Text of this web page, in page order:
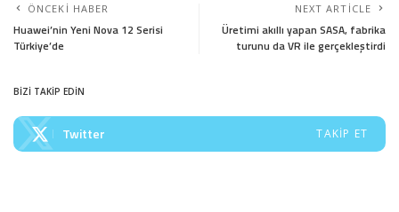
ÖNCEKI HABER
Huawei’nin Yeni Nova 12 Serisi
Türkiye’de
NEXT ARTICLE
Üretimi akıllı yapan SASA, fabrika
turunu da VR ile gerçekleştirdi
BİZİ TAKİP EDİN
Twitter TAKIP ET